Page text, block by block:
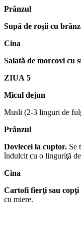
Prânzul
Supă de roşii cu
Cina
Salată de morcovi cu
ZIUA 5
Micul dejun
Musli (2-3 linguri de
Prânzul
Dovlecei la cuptor. Se
îndulcit cu o linguriţă
Cina
Cartofi fierţi sau copţi
cu miere.